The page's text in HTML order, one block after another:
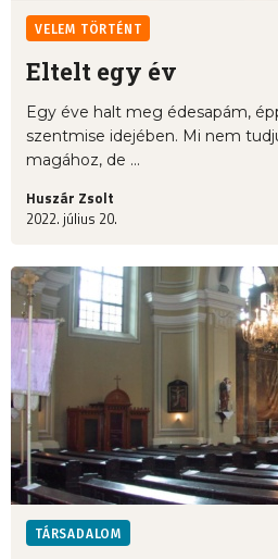
VELEM TÖRTÉNT
Eltelt egy év
Egy éve halt meg édesapám,
szentmise idejében. Mi nem
magához, de ...
Huszár Zsolt
2022. július 20.
TÁRSADALOM